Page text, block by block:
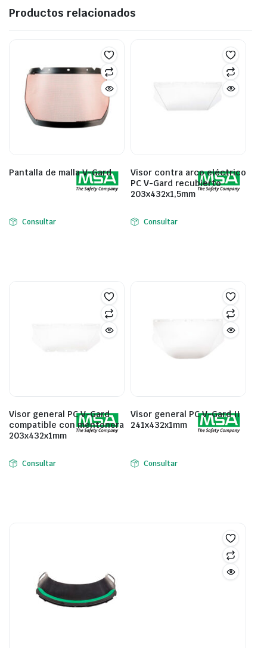
Productos relacionados
Pantalla de malla V-Gard
Consultar
Visor contra arco eléctrico
PC V-Gard recubierto
203x432x1,5mm
Consultar
Visor general PC V-Gard
compatible con mentonera
203x432x1mm
Consultar
Visor general PC V-Gard II
241x432x1mm
Consultar